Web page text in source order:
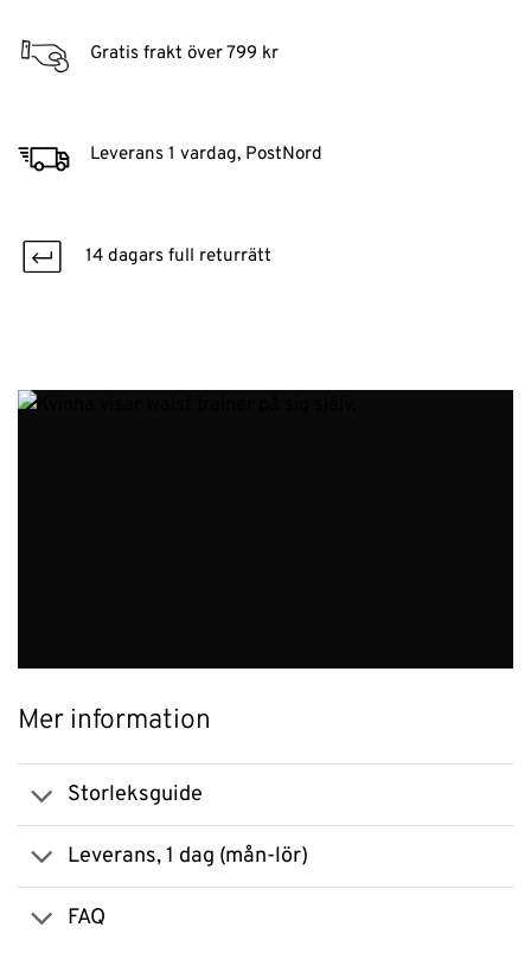
Gratis frakt över 799 kr
Leverans 1 vardag, PostNord
14 dagars full returrätt
Mer information
Storleksguide
Leverans, 1 dag (mån-lör)
FAQ